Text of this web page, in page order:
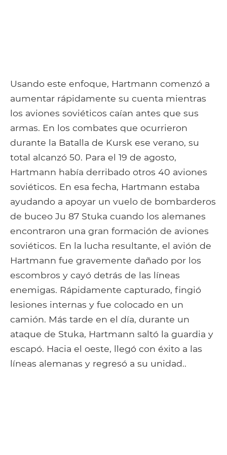
Usando este enfoque, Hartmann comenzó a
aumentar rápidamente su cuenta mientras
los aviones soviéticos caían antes que sus
armas. En los combates que ocurrieron
durante la Batalla de Kursk ese verano, su
total alcanzó 50. Para el 19 de agosto,
Hartmann había derribado otros 40 aviones
soviéticos. En esa fecha, Hartmann estaba
ayudando a apoyar un vuelo de bombarderos
de buceo Ju 87 Stuka cuando los alemanes
encontraron una gran formación de aviones
soviéticos. En la lucha resultante, el avión de
Hartmann fue gravemente dañado por los
escombros y cayó detrás de las líneas
enemigas. Rápidamente capturado, fingió
lesiones internas y fue colocado en un
camión. Más tarde en el día, durante un
ataque de Stuka, Hartmann saltó la guardia y
escapó. Hacia el oeste, llegó con éxito a las
líneas alemanas y regresó a su unidad..